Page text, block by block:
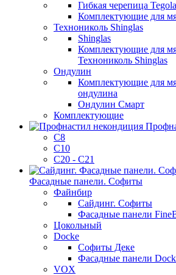
Гибкая черепица Tegola
Комплектующие для
Технониколь Shinglas
Shinglas
Комплектующие для
Технониколь Shinglas
Ондулин
Комплектующие для
ондулина
Ондулин Смарт
Комплектующие
C8
C10
С20 - С21
Фасадные панели. Софиты
Файнбир
Сайдинг. Софиты
Фасадные панели
Цокольный
Docke
Софиты Деке
Фасадные панели
VOX